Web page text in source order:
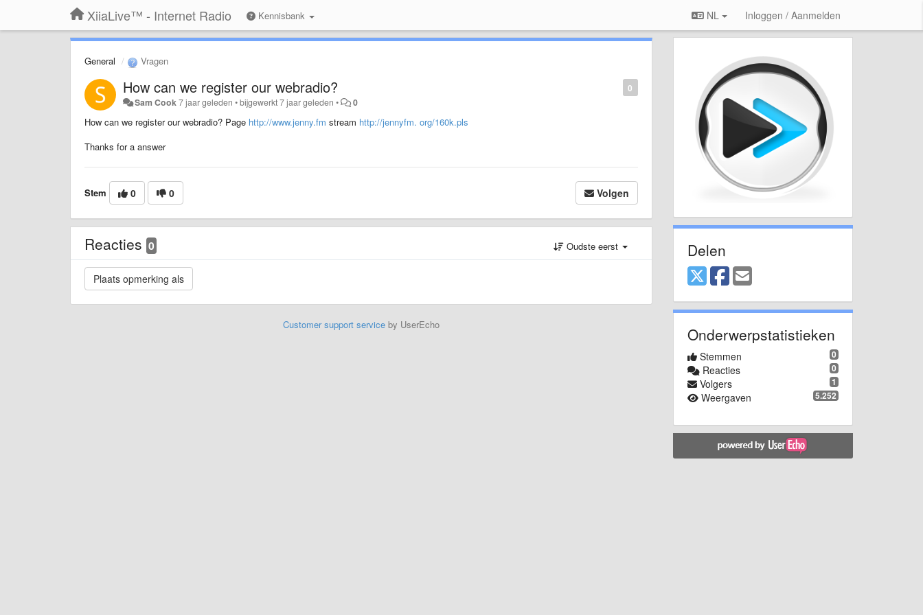
XiiaLive™ - Internet Radio Kennisbank NL Inloggen / Aanmelden
General Vragen
0
How can we register our webradio?
Sam Cook7 jaar geleden •bijgewerkt7 jaar geleden • 0
How can we register our webradio? Page http://www.jenny.fm stream http://jennyfm. org/160k.pls
Thanks for a answer
Stem 0 0 Volgen
Reacties 0 Oudste eerst
Customer support serviceby UserEcho
Delen
Onderwerpstatistieken
0
Stemmen
0
Reacties
1
Volgers
5.252
Weergaven